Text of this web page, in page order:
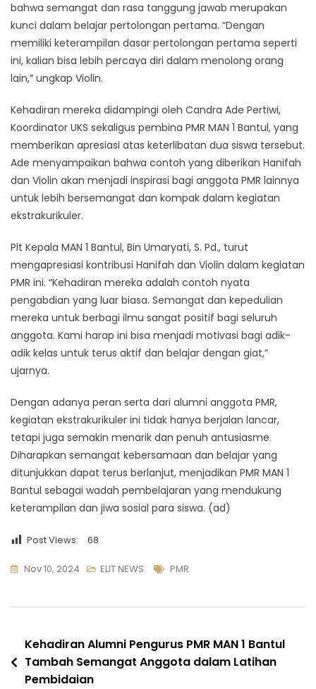
bahwa semangat dan rasa tanggung jawab merupakan
kunci dalam belajar pertolongan pertama. “Dengan
memiliki keterampilan dasar pertolongan pertama seperti
ini, kalian bisa lebih percaya diri dalam menolong orang
lain,” ungkap Violin.
Kehadiran mereka didampingi oleh Candra Ade Pertiwi,
Koordinator UKS sekaligus pembina PMR MAN 1 Bantul, yang
memberikan apresiasi atas keterlibatan dua siswa tersebut.
Ade menyampaikan bahwa contoh yang diberikan Hanifah
dan Violin akan menjadi inspirasi bagi anggota PMR lainnya
untuk lebih bersemangat dan kompak dalam kegiatan
ekstrakurikuler.
Plt Kepala MAN 1 Bantul, Bin Umaryati, S. Pd., turut
mengapresiasi kontribusi Hanifah dan Violin dalam kegiatan
PMR ini. “Kehadiran mereka adalah contoh nyata
pengabdian yang luar biasa. Semangat dan kepedulian
mereka untuk berbagi ilmu sangat positif bagi seluruh
anggota. Kami harap ini bisa menjadi motivasi bagi adik-
adik kelas untuk terus aktif dan belajar dengan giat,”
ujarnya.
Dengan adanya peran serta dari alumni anggota PMR,
kegiatan ekstrakurikuler ini tidak hanya berjalan lancar,
tetapi juga semakin menarik dan penuh antusiasme.
Diharapkan semangat kebersamaan dan belajar yang
ditunjukkan dapat terus berlanjut, menjadikan PMR MAN 1
Bantul sebagai wadah pembelajaran yang mendukung
keterampilan dan jiwa sosial para siswa. (ad)
Post Views: 68
Nov 10, 2024 ELIT NEWS Tags
PMR
Navigasi
pos
Kehadiran Alumni Pengurus PMR MAN 1 Bantul
Tambah Semangat Anggota dalam Latihan
Pembidaian